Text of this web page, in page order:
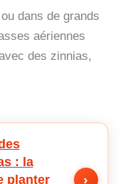
dans de grands
aériennes
des zinnias,
: la
planter
›